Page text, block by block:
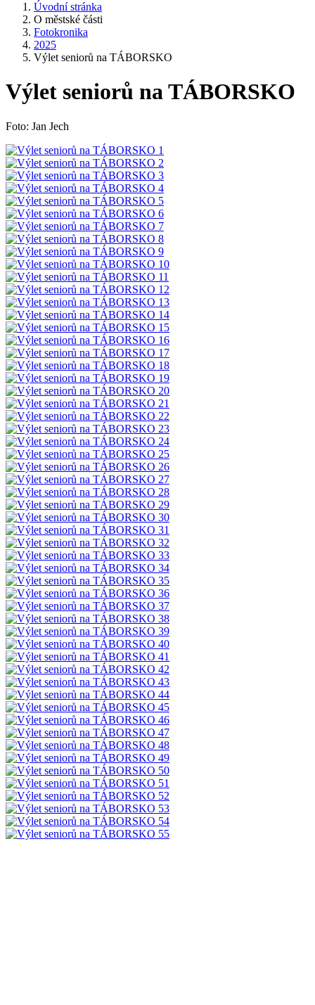
Úvodní stránka
O městské části
Fotokronika
2025
Výlet seniorů na TÁBORSKO
Výlet seniorů na TÁBORSKO
Foto: Jan Jech